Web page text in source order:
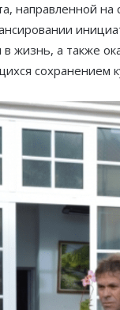
направленной
жизнь, а также
сохранением